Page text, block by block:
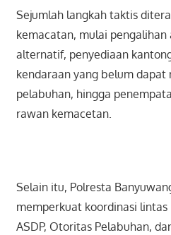
Sejumlah langkah taktis
kemacatan, mulai pengalihan
alternatif, penyediaan
kendaraan yang belum dapat
pelabuhan, hingga
rawan kemacetan.
Selain itu, Polresta
memperkuat koordinasi
ASDP, Otoritas Pelabuhan,